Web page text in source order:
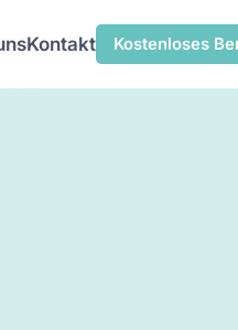
Kontakt Kostenloses